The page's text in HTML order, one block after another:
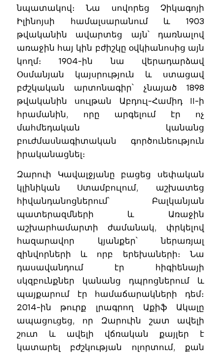
նպատակով։ Նա սովորեց Չիկագոյի
Իլինոյսի համալսարանում և 1903
թվականին ավարտեց այն՝ դառնալով
առաջին հայ կին բժիշկը օվկիանոսից այն
կողմ։ 1904-ին նա վերադարձավ
Օսմանյան կայսրություն և ստացավ
բժշկական արտոնագիր՝ չնայած 1898
թվականին սուլթան Աբդուլ-Համիդ II-ի
հրամանին, որը արգելում էր ոչ
մահմեդական կանանց
բուժմասնագիտական գործունեություն
իրականացնել։
Զարուի Կավալջյանը բացեց սեփական
կլինիկան Ստամբուլում, աշխատեց
հիվանդանոցներում՝ Բալկանյան
պատերազմների և Առաջին
աշխարհամարտի ժամանակ, փրկելով
հազարավոր կյանքեր՝ ներառյալ
զինվորների և որբ երեխաների։ Նա
դասավանդում էր հիգիենայի
սկզբունքներ կանանց դպրոցներում և
պայքարում էր համաճարակների դեմ։
2014-ին թուրք լրագրող Աքիֆ Ակալը
ապացուցեց, որ Զարուին շատ ավելի
շուտ և ավելի վճռական քայլեր է
կատարել բժշկության ոլորտում, քան